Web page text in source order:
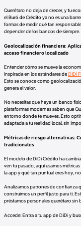
Querétaro no deja de crecer, y tu
el Buró de Crédito ya no es una
formas de medir qué tan
depender de los bancos de
Geolocalización financiera:
acceso financiero localizado
Entender cómo se mueve la
inspirada en los estándares deDiDi
Esto se conoce como
genera el valor.
No necesitas que haya un banco
plataformas modernas saben que
entorno donde te mueves. Esto
adaptada a tu realidad local, sin
Métricas de riesgo alternativas:
tradicionales
El modelo de DiDi Crédito ha
ven tu pasado, aquí usamos
la app y qué tan puntual eres hoy,
Analizamos patrones de confianza
construimos un perfil justo para ti.
préstamos personales querétaro sin
Accede: Entra a tu app de DiDi y